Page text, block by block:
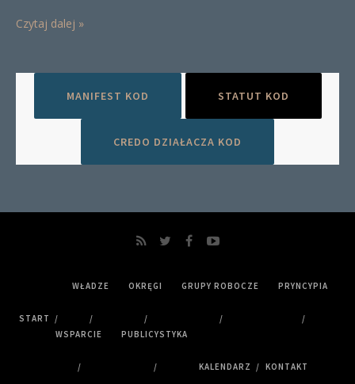
Czytaj dalej »
MANIFEST KOD STATUT KOD
CREDO DZIAŁACZA KOD
START
WŁADZE OKRĘGI GRUPY ROBOCZE PRYNCYPIA
WSPARCIE PUBLICYSTYKA
KALENDARZ KONTAKT